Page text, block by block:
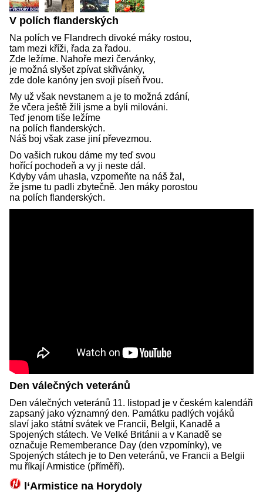
V polích flanderských
Na polích ve Flandrech divoké máky rostou,
tam mezi kříži, řada za řadou.
Zde ležíme. Nahoře mezi červánky,
je možná slyšet zpívat skřivánky,
zde dole kanóny jen svoji píseň řvou.
My už však nevstanem a je to možná zdání,
že včera ještě žili jsme a byli milováni.
Teď jenom tiše ležíme
na polích flanderských.
Náš boj však zase jiní převezmou.
Do vašich rukou dáme my teď svou
hořící pochodeň a vy ji neste dál.
Kdyby vám uhasla, vzpomeňte na náš žal,
že jsme tu padli zbytečně. Jen máky porostou
na polích flanderských.
Den válečných veteránů
Den válečných veteránů 11. listopad je v českém kalendáři
zapsaný jako významný den. Památku padlých vojáků
slaví jako státní svátek ve Francii, Belgii, Kanadě a
Spojených státech. Ve Velké Británii a v Kanadě se
označuje Rememberance Day (den vzpomínky), ve
Spojených státech je to Den veteránů, ve Francii a Belgii
mu říkají Armistice (příměří).
l‘Armistice na Horydoly